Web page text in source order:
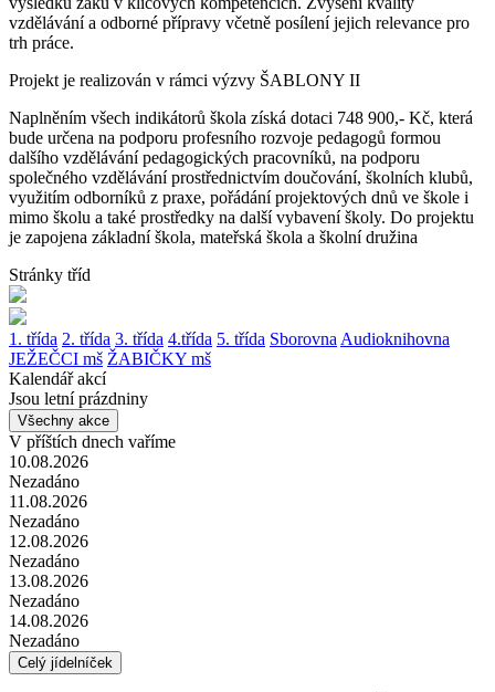
vzdělávání a odborné přípravy včetně posílení jejich relevance pro
trh práce.
Projekt je realizován v rámci výzvy ŠABLONY II
Naplněním všech indikátorů škola získá dotaci 748 900,- Kč, která
bude určena na podporu profesního rozvoje pedagogů formou
dalšího vzdělávání pedagogických pracovníků, na podporu
společného vzdělávání prostřednictvím doučování, školních klubů,
využitím odborníků z praxe, pořádání projektových dnů ve škole i
mimo školu a také prostředky na další vybavení školy. Do projektu
je zapojena základní škola, mateřská škola a školní družina
Stránky tříd
1. třída 2. třída 3. třída 4.třída 5. třída Sborovna Audioknihovna
JEŽEČCI mš ŽABIČKY mš
Kalendář akcí
Jsou letní prázdniny
Všechny akce
V příštích dnech vaříme
10.08.2026
Nezadáno
11.08.2026
Nezadáno
12.08.2026
Nezadáno
13.08.2026
Nezadáno
14.08.2026
Nezadáno
Celý jídelníček